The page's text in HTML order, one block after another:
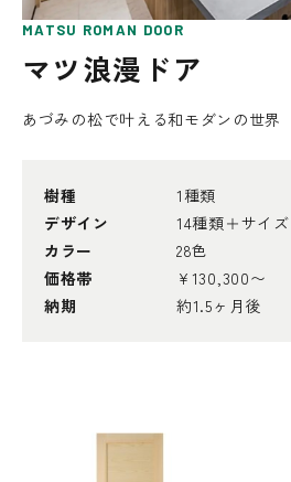
MATSU ROMAN DOOR
マツ浪漫ドア
あづみの松で叶える和モダンの世界
樹種
1種類
デザイン
14種類＋サイ
カラー
28色
価格帯
¥130,300〜
納期
約1.5ヶ月後